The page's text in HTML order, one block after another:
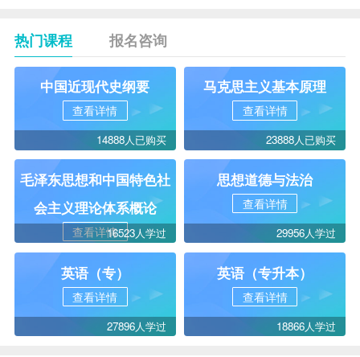
热门课程 报名咨询
中国近现代史纲要
查看详情
14888人已购买
马克思主义基本原理
查看详情
23888人已购买
毛泽东思想和中国特色社
会主义理论体系概论
查看详情16523人学过
思想道德与法治
查看详情
29956人学过
英语（专）
查看详情
27896人学过
英语（专升本）
查看详情
18866人学过